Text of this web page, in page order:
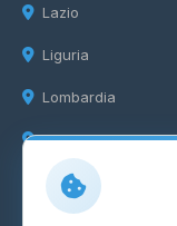
Lazio
Liguria
Lombardia
Marche
Info